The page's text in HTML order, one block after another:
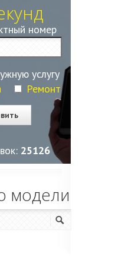
номер
услугу
Ремонт
25128
модели